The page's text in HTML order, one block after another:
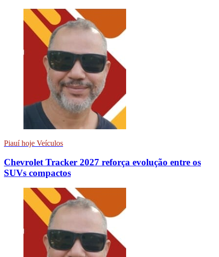
Piauí hoje Veículos
Chevrolet Tracker 2027 reforça evolução entre os
SUVs compactos